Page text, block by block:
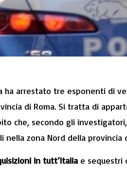
ha arrestato tre esponenti di
di Roma. Si tratta di
che, secondo gli
nella zona Nord della provincia
in tutt’Italiae sequestri